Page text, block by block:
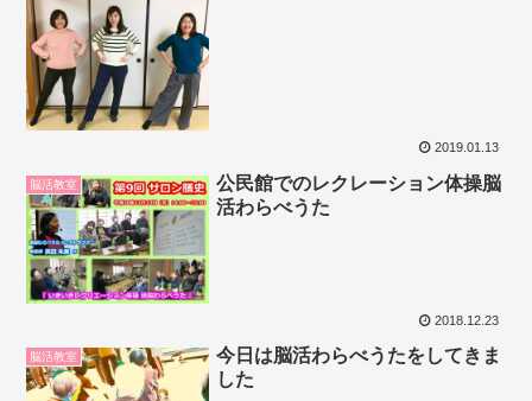
2019.01.13
脳活教室
公民館でのレクレーション体操脳
活わらべうた
2018.12.23
脳活教室
今日は脳活わらべうたをしてきま
した